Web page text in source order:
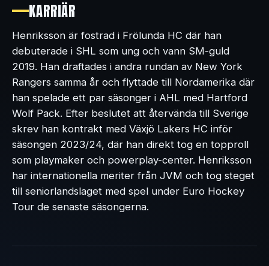
KARRIÄR
Henriksson är fostrad i Frölunda HC där han
debuterade i SHL som ung och vann SM-guld
2019. Han draftades i andra rundan av New York
Rangers samma år och flyttade till Nordamerika där
han spelade ett par säsonger i AHL med Hartford
Wolf Pack. Efter beslutet att återvända till Sverige
skrev han kontrakt med Växjö Lakers HC inför
säsongen 2023/24, där han direkt tog en topproll
som playmaker och powerplay-center. Henriksson
har internationella meriter från JVM och tog steget
till seniorlandslaget med spel under Euro Hockey
Tour de senaste säsongerna.